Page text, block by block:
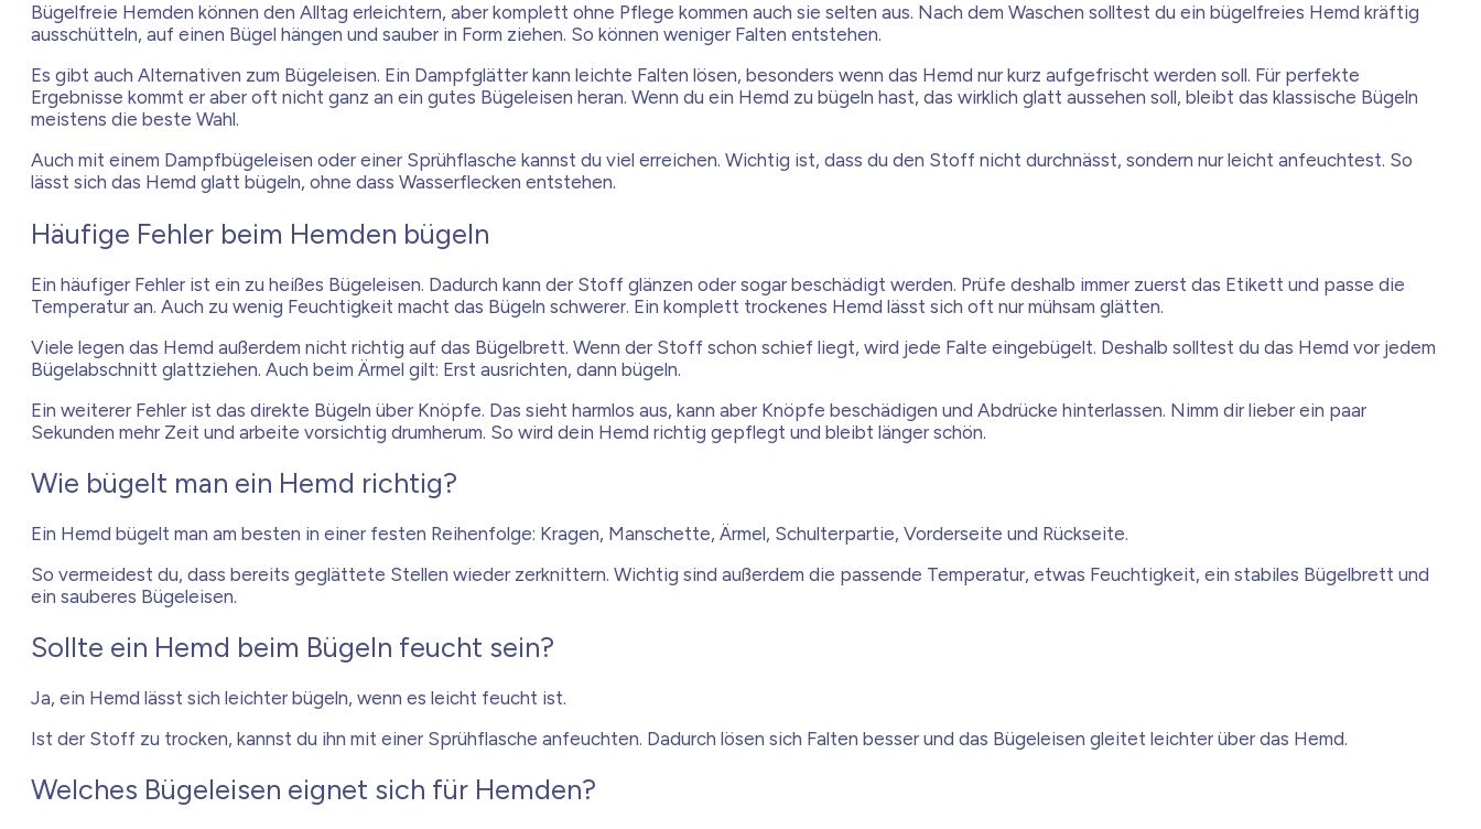
Bügelfreie Hemden können den Alltag erleichtern, aber komplett ohne Pflege kommen auch sie selten aus. Nach dem Waschen solltest du ein bügelfreies Hemd kräftig
ausschütteln, auf einen Bügel hängen und sauber in Form ziehen. So können weniger Falten entstehen.
Es gibt auch Alternativen zum Bügeleisen. Ein Dampfglätter kann leichte Falten lösen, besonders wenn das Hemd nur kurz aufgefrischt werden soll. Für perfekte
Ergebnisse kommt er aber oft nicht ganz an ein gutes Bügeleisen heran. Wenn du ein Hemd zu bügeln hast, das wirklich glatt aussehen soll, bleibt das klassische Bügeln
meistens die beste Wahl.
Auch mit einem Dampfbügeleisen oder einer Sprühflasche kannst du viel erreichen. Wichtig ist, dass du den Stoff nicht durchnässt, sondern nur leicht anfeuchtest. So
lässt sich das Hemd glatt bügeln, ohne dass Wasserflecken entstehen.
Häufige Fehler beim Hemden bügeln
Ein häufiger Fehler ist ein zu heißes Bügeleisen. Dadurch kann der Stoff glänzen oder sogar beschädigt werden. Prüfe deshalb immer zuerst das Etikett und passe die
Temperatur an. Auch zu wenig Feuchtigkeit macht das Bügeln schwerer. Ein komplett trockenes Hemd lässt sich oft nur mühsam glätten.
Viele legen das Hemd außerdem nicht richtig auf das Bügelbrett. Wenn der Stoff schon schief liegt, wird jede Falte eingebügelt. Deshalb solltest du das Hemd vor jedem
Bügelabschnitt glattziehen. Auch beim Ärmel gilt: Erst ausrichten, dann bügeln.
Ein weiterer Fehler ist das direkte Bügeln über Knöpfe. Das sieht harmlos aus, kann aber Knöpfe beschädigen und Abdrücke hinterlassen. Nimm dir lieber ein paar
Sekunden mehr Zeit und arbeite vorsichtig drumherum. So wird dein Hemd richtig gepflegt und bleibt länger schön.
Wie bügelt man ein Hemd richtig?
Ein Hemd bügelt man am besten in einer festen Reihenfolge: Kragen, Manschette, Ärmel, Schulterpartie, Vorderseite und Rückseite.
So vermeidest du, dass bereits geglättete Stellen wieder zerknittern. Wichtig sind außerdem die passende Temperatur, etwas Feuchtigkeit, ein stabiles Bügelbrett und
ein sauberes Bügeleisen.
Sollte ein Hemd beim Bügeln feucht sein?
Ja, ein Hemd lässt sich leichter bügeln, wenn es leicht feucht ist.
Ist der Stoff zu trocken, kannst du ihn mit einer Sprühflasche anfeuchten. Dadurch lösen sich Falten besser und das Bügeleisen gleitet leichter über das Hemd.
Welches Bügeleisen eignet sich für Hemden?